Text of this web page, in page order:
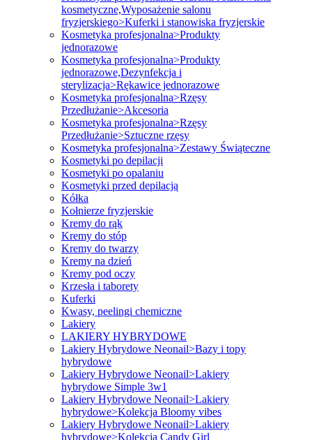
kosmetyczne,Wyposażenie salonu
fryzjerskiego>Kuferki i stanowiska fryzjerskie
Kosmetyka profesjonalna>Produkty
jednorazowe
Kosmetyka profesjonalna>Produkty
jednorazowe,Dezynfekcja i
sterylizacja>Rękawice jednorazowe
Kosmetyka profesjonalna>Rzęsy
Przedłużanie>Akcesoria
Kosmetyka profesjonalna>Rzęsy
Przedłużanie>Sztuczne rzęsy
Kosmetyka profesjonalna>Zestawy Świąteczne
Kosmetyki po depilacji
Kosmetyki po opalaniu
Kosmetyki przed depilacją
Kółka
Kołnierze fryzjerskie
Kremy do rąk
Kremy do stóp
Kremy do twarzy
Kremy na dzień
Kremy pod oczy
Krzesła i taborety
Kuferki
Kwasy, peelingi chemiczne
Lakiery
LAKIERY HYBRYDOWE
Lakiery Hybrydowe Neonail>Bazy i topy
hybrydowe
Lakiery Hybrydowe Neonail>Lakiery
hybrydowe Simple 3w1
Lakiery Hybrydowe Neonail>Lakiery
hybrydowe>Kolekcja Bloomy vibes
Lakiery Hybrydowe Neonail>Lakiery
hybrydowe>Kolekcja Candy Girl